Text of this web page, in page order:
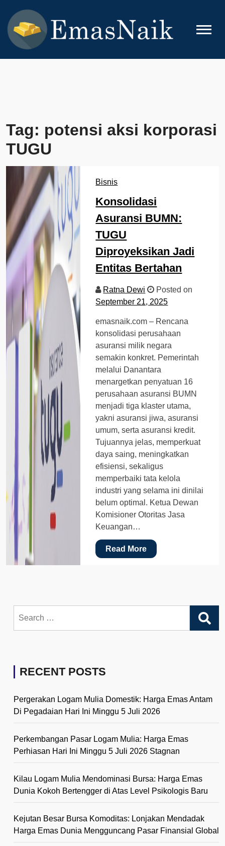
content
EMASNAIK
Topik Seputar Emas
Tag: potensi aksi korporasi
TUGU
Bisnis
Konsolidasi
Asuransi BUMN:
TUGU
Diproyeksikan Jadi
Entitas Bertahan
Ratna Dewi
Posted on
September 21, 2025
emasnaik.com – Rencana
konsolidasi perusahaan
asuransi milik negara
semakin konkret. Pemerintah
melalui Danantara
menargetkan penyatuan 16
perusahaan asuransi BUMN
menjadi tiga klaster utama,
yakni asuransi jiwa, asuransi
umum, serta asuransi kredit.
Tujuannya jelas, memperkuat
daya saing, meningkatkan
efisiensi, sekaligus
memperbaiki tata kelola
industri yang selama ini dinilai
belum optimal. Ketua Dewan
Komisioner Otoritas Jasa
Keuangan…
Read More
for:
RECENT POSTS
Pergerakan Logam Mulia Domestik: Harga Emas Antam
Di Pegadaian Hari Ini Minggu 5 Juli 2026
Perkembangan Pasar Logam Mulia: Harga Emas
Perhiasan Hari Ini Minggu 5 Juli 2026 Stagnan
Kilau Logam Mulia Mendominasi Bursa: Harga Emas
Dunia Kokoh Bertengger di Atas Level Psikologis Baru
Kejutan Besar Bursa Komoditas: Lonjakan Mendadak
Harga Emas Dunia Mengguncang Pasar Finansial Global